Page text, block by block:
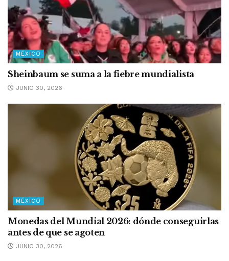
MÉXICO
Sheinbaum se suma a la fiebre mundialista
JUNIO 30, 2026
MÉXICO
Monedas del Mundial 2026: dónde conseguirlas
antes de que se agoten
JUNIO 30, 2026